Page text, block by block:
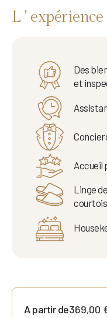
L '
Des
et
Accueil
Linge
A partir de369,00